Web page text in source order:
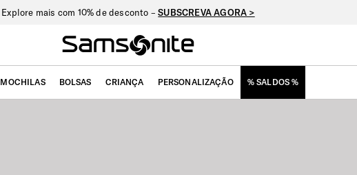
Explore mais com 10% de desconto –SUBSCREVA AGORA >
MOCHILAS BOLSAS CRIANÇA PERSONALIZAÇÃO % SALDOS %